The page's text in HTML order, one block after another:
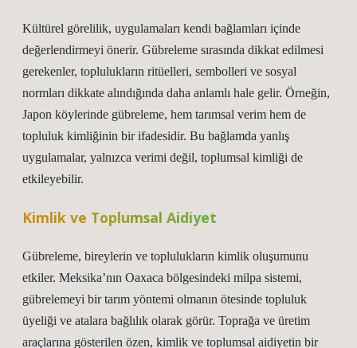
Kültürel görelilik, uygulamaları kendi bağlamları içinde
değerlendirmeyi önerir. Gübreleme sırasında dikkat edilmesi
gerekenler, toplulukların ritüelleri, sembolleri ve sosyal
normları dikkate alındığında daha anlamlı hale gelir. Örneğin,
Japon köylerinde gübreleme, hem tarımsal verim hem de
topluluk kimliğinin bir ifadesidir. Bu bağlamda yanlış
uygulamalar, yalnızca verimi değil, toplumsal kimliği de
etkileyebilir.
Kimlik ve Toplumsal Aidiyet
Gübreleme, bireylerin ve toplulukların kimlik oluşumunu
etkiler. Meksika’nın Oaxaca bölgesindeki milpa sistemi,
gübrelemeyi bir tarım yöntemi olmanın ötesinde topluluk
üyeliği ve atalara bağlılık olarak görür. Toprağa ve üretim
araçlarına gösterilen özen, kimlik ve toplumsal aidiyetin bir